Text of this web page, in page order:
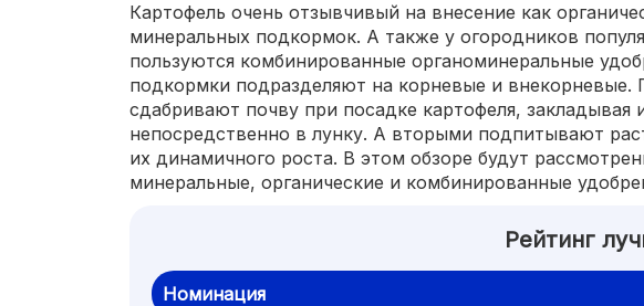
Картофель очень отзывчивый на внесение как
минеральных подкормок. А также у огородников
пользуются комбинированные органоминеральные
подкормки подразделяют на корневые и внекорневые.
сдабривают почву при посадке картофеля, закладывая
непосредственно в лунку. А вторыми подпитывают
их динамичного роста. В этом обзоре будут
минеральные, органические и комбинированные
Рейтинг
Номинация